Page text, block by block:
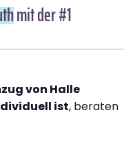
mit der #1
von Halle
ist, beraten